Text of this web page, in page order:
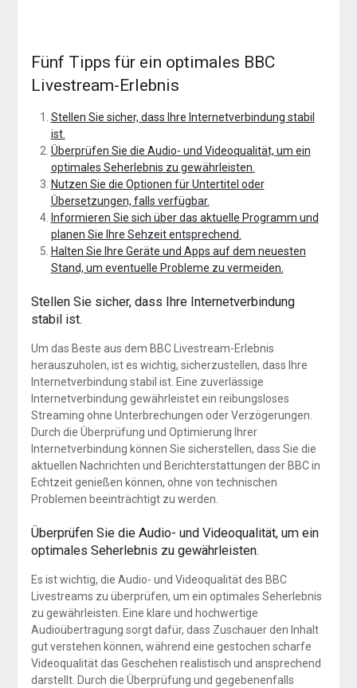
Fünf Tipps für ein optimales BBC
Livestream-Erlebnis
Stellen Sie sicher, dass Ihre Internetverbindung stabil
ist.
Überprüfen Sie die Audio- und Videoqualität, um ein
optimales Seherlebnis zu gewährleisten.
Nutzen Sie die Optionen für Untertitel oder
Übersetzungen, falls verfügbar.
Informieren Sie sich über das aktuelle Programm und
planen Sie Ihre Sehzeit entsprechend.
Halten Sie Ihre Geräte und Apps auf dem neuesten
Stand, um eventuelle Probleme zu vermeiden.
Stellen Sie sicher, dass Ihre Internetverbindung
stabil ist.
Um das Beste aus dem BBC Livestream-Erlebnis
herauszuholen, ist es wichtig, sicherzustellen, dass Ihre
Internetverbindung stabil ist. Eine zuverlässige
Internetverbindung gewährleistet ein reibungsloses
Streaming ohne Unterbrechungen oder Verzögerungen.
Durch die Überprüfung und Optimierung Ihrer
Internetverbindung können Sie sicherstellen, dass Sie die
aktuellen Nachrichten und Berichterstattungen der BBC in
Echtzeit genießen können, ohne von technischen
Problemen beeinträchtigt zu werden.
Überprüfen Sie die Audio- und Videoqualität, um ein
optimales Seherlebnis zu gewährleisten.
Es ist wichtig, die Audio- und Videoqualität des BBC
Livestreams zu überprüfen, um ein optimales Seherlebnis
zu gewährleisten. Eine klare und hochwertige
Audioübertragung sorgt dafür, dass Zuschauer den Inhalt
gut verstehen können, während eine gestochen scharfe
Videoqualität das Geschehen realistisch und ansprechend
darstellt. Durch die Überprüfung und gegebenenfalls